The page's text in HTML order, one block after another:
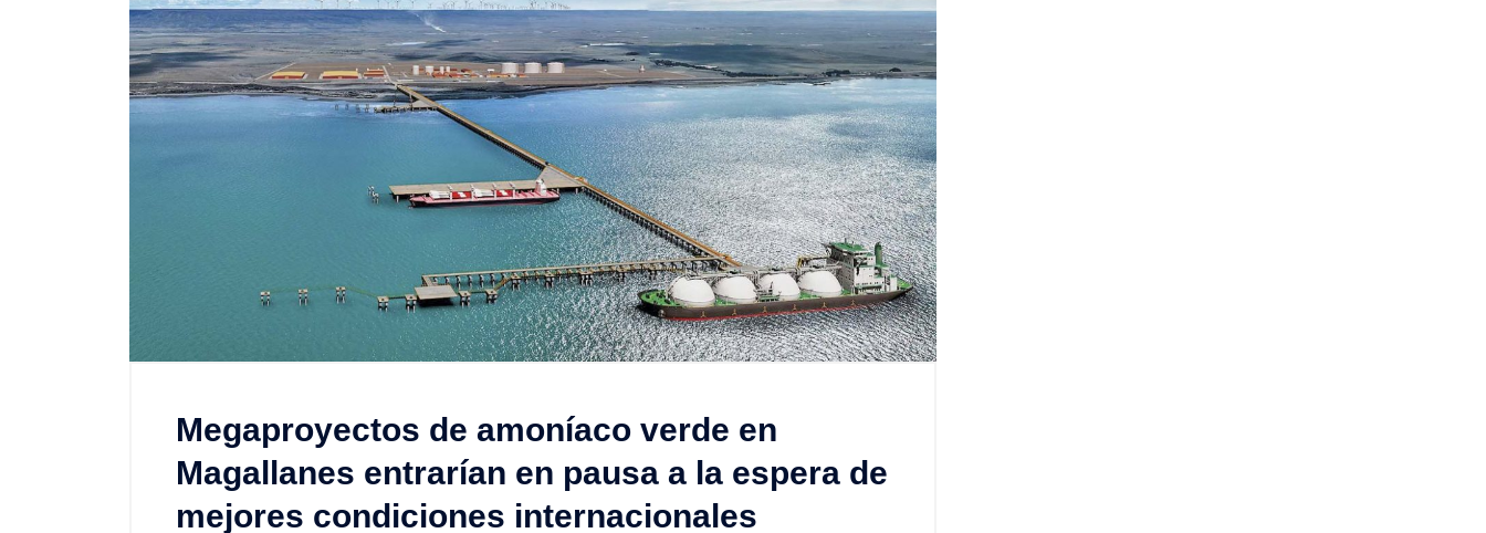
Megaproyectos de amoníaco verde en
Magallanes entrarían en pausa a la espera de
mejores condiciones internacionales